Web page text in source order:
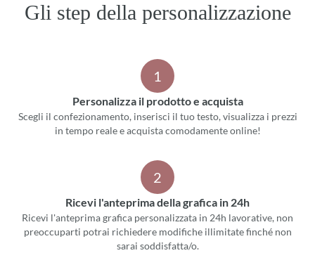
Gli step della personalizzazione
1
Personalizza il prodotto e acquista
Scegli il confezionamento, inserisci il tuo testo, visualizza i prezzi
in tempo reale e acquista comodamente online!
2
Ricevi l'anteprima della grafica in 24h
Ricevi l'anteprima grafica personalizzata in 24h lavorative, non
preoccuparti potrai richiedere modifiche illimitate finché non
sarai soddisfatta/o.